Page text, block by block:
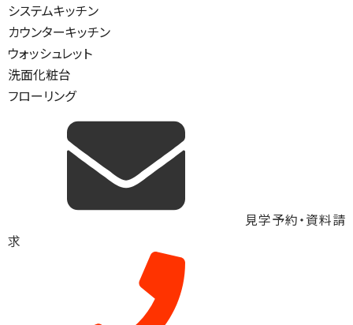
システムキッチン
カウンターキッチン
ウォッシュレット
洗面化粧台
フローリング
見学予約・資料請
求